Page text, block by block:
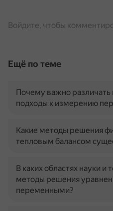
Войдите, чтобы
Ещё по теме
Почему важно различать
подходы к измерению
Какие методы решения
тепловым балансом
В каких областях науки и
методы решения
переменными?